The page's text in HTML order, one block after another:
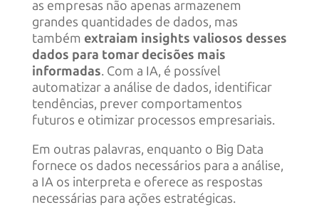
as empresas não apenas armazenem
grandes quantidades de dados, mas
também extraiam insights valiosos desses
dados para tomar decisões mais
informadas. Com a IA, é possível
automatizar a análise de dados, identificar
tendências, prever comportamentos
futuros e otimizar processos empresariais.
Em outras palavras, enquanto o Big Data
fornece os dados necessários para a análise,
a IA os interpreta e oferece as respostas
necessárias para ações estratégicas.